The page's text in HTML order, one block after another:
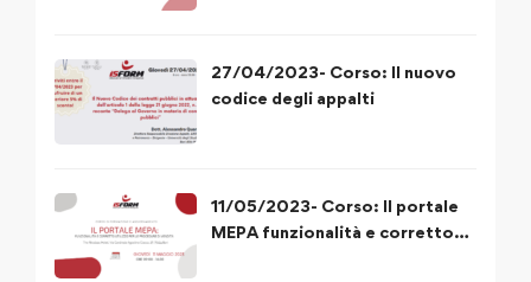
27/04/2023- Corso: Il nuovo
codice degli appalti
11/05/2023- Corso: Il portale
MEPA funzionalità e corretto